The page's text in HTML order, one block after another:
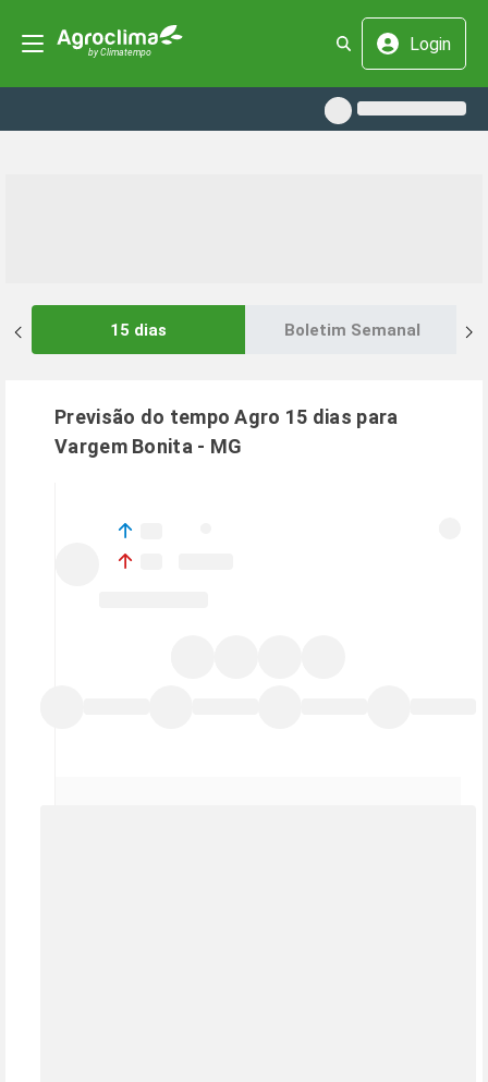
Login
15 dias Boletim Semanal
Previsão do tempo Agro 15 dias para
Vargem Bonita - MG